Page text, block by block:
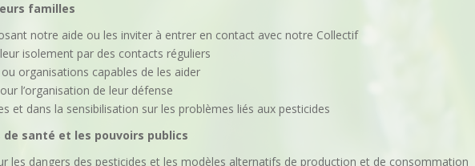
familles
notre aide ou les inviter à entrer en contact avec notre Collectif
isolement par des contacts réguliers
organisations capables de les aider
l’organisation de leur défense
et dans la sensibilisation sur les problèmes liés aux pesticides
santé et les pouvoirs publics
les dangers des pesticides et les modèles alternatifs de production et de consommation